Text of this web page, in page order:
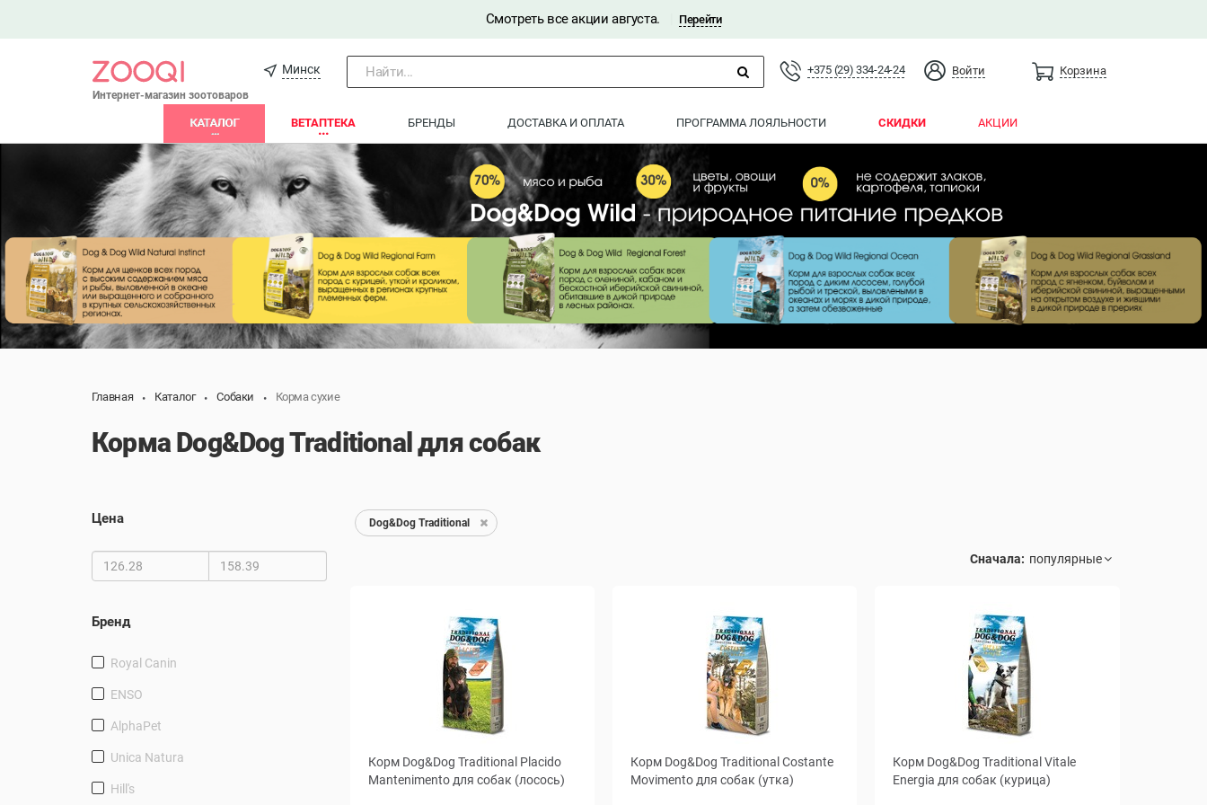
Смотреть все акции августа. Перейти
Интернет-магазин зоотоваров
Минск Найти... +375 (29) 334-24-24 Войти Корзина
КАТАЛОГ ВЕТАПТЕКА БРЕНДЫ ДОСТАВКА И ОПЛАТА ПРОГРАММА ЛОЯЛЬНОСТИ СКИДКИ АКЦИИ
Главная Каталог Собаки Корма сухие
Корма Dog&Dog Traditional для собак
Цена
Бренд
Royal Canin
ENSO
AlphaPet
Unica Natura
Hill's
Dog&Dog Traditional
Сначала:
Корм Dog&Dog Traditional Placido
Mantenimento для собак (лосось)
Корм Dog&Dog Traditional Costante
Movimento для собак (утка)
Корм Dog&Dog Traditional Vitale
Energia для собак (курица)